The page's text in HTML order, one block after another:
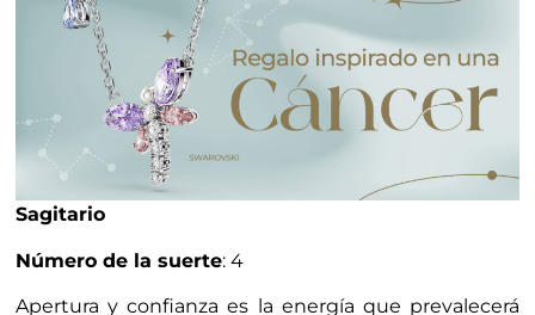
Sagitario
Número de la suerte: 4
Apertura y confianza es la energía que prevalecerá